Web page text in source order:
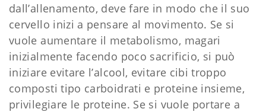
dall’allenamento, deve fare in modo che il suo
cervello inizi a pensare al movimento. Se si
vuole aumentare il metabolismo, magari
inizialmente facendo poco sacrificio, si può
iniziare evitare l’alcool, evitare cibi troppo
composti tipo carboidrati e proteine insieme,
privilegiare le proteine. Se si vuole portare a